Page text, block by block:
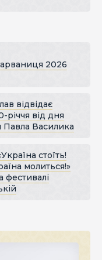
2026
відвідає
від дня
Василика
стоїть!
молиться!»
фестивалі